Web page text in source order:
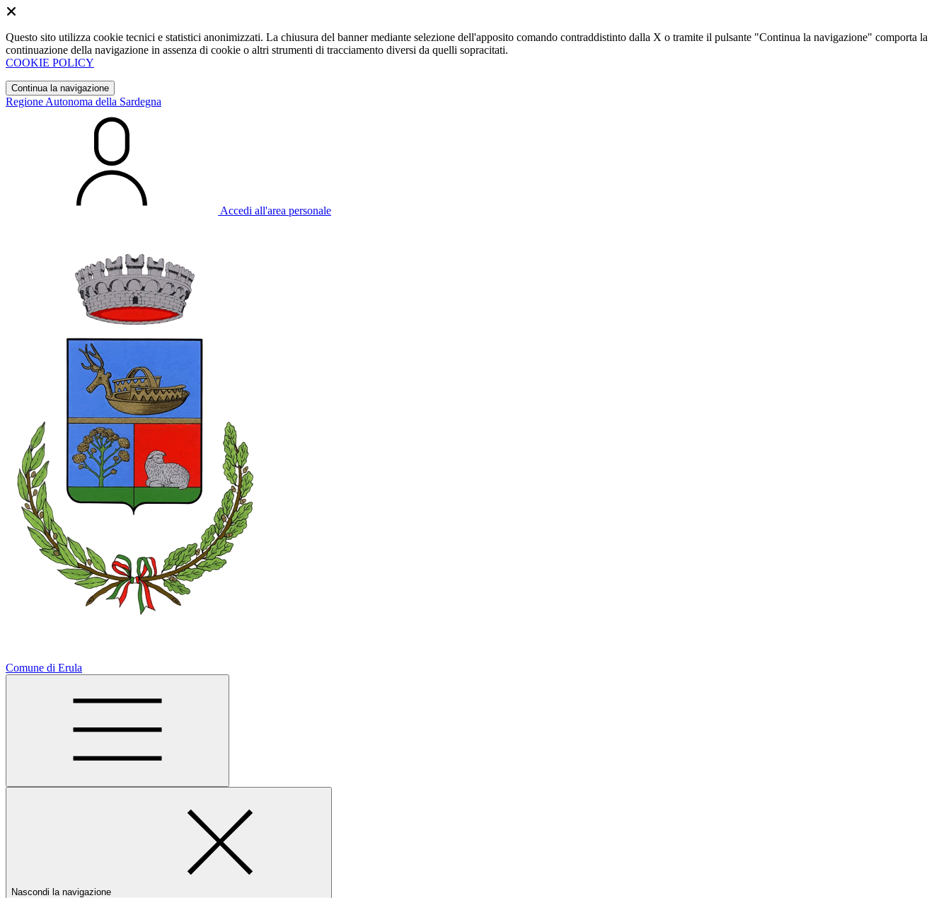
Questo sito utilizza cookie tecnici e statistici anonimizzati. La chiusura del banner mediante selezione dell'apposito comando contraddistinto dalla X o tramite il pulsante "Continua la navigazione" comporta la
continuazione della navigazione in assenza di cookie o altri strumenti di tracciamento diversi da quelli sopracitati.
COOKIE POLICY
Continua la navigazione
Regione Autonoma della Sardegna
Accedi all'area personale
Comune di Erula
Nascondi la navigazione